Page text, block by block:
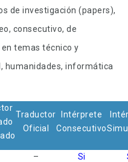
de investigación (papers),
consecutivo, de
temas técnico y
humanidades, informática
Traductor
Oficial
Intérprete
Consecutivo
– Si